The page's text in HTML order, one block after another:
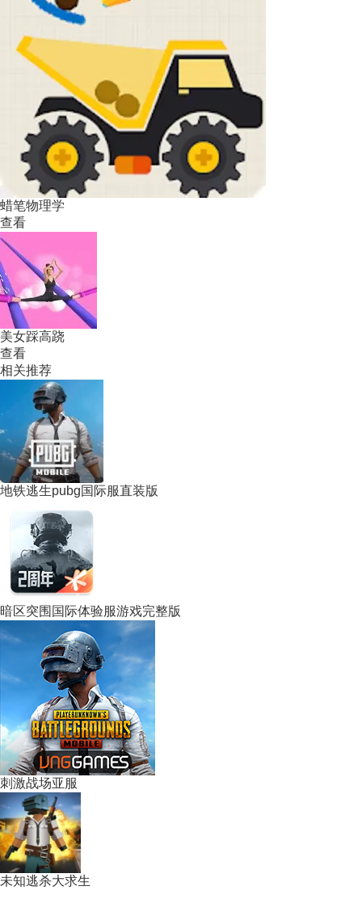
蜡笔物理学
查看
美女踩高跷
查看
相关推荐
地铁逃生pubg国际服直装版
暗区突围国际体验服游戏完整版
刺激战场亚服
未知逃杀大求生